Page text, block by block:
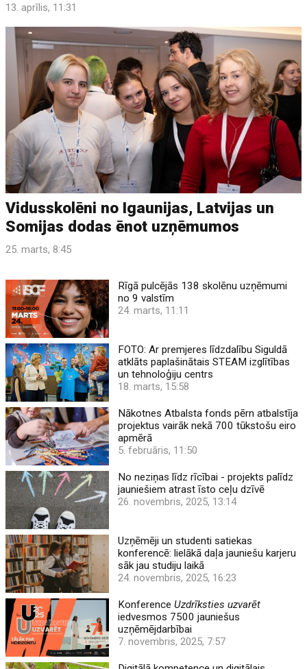
13. aprīlis, 11:31
Vidusskolēni no Igaunijas, Latvijas un
Somijas dodas ēnot uzņēmumos
25. marts, 8:45
Rīgā pulcējās 138 skolēnu uzņēmumi
no 9 valstīm
24. marts, 11:11
FOTO: Ar premjeres līdzdalību Siguldā
atklāts paplašinātais STEAM izglītības
un tehnoloģiju centrs
18. marts, 15:58
Nākotnes Atbalsta fonds pērn atbalstīja
projektus vairāk nekā 700 tūkstošu eiro
apmērā
5. februāris, 11:50
No neziņas līdz rīcībai - projekts palīdz
jauniešiem atrast īsto ceļu dzīvē
26. novembris, 2025, 13:14
Uzņēmēji un studenti satiekas
konferencē: lielākā daļa jauniešu karjeru
sāk jau studiju laikā
24. novembris, 2025, 16:23
KonferenceUzdrīksties uzvarēt
iedvesmos 7500 jauniešus
uzņēmējdarbībai
7. novembris, 2025, 7:57